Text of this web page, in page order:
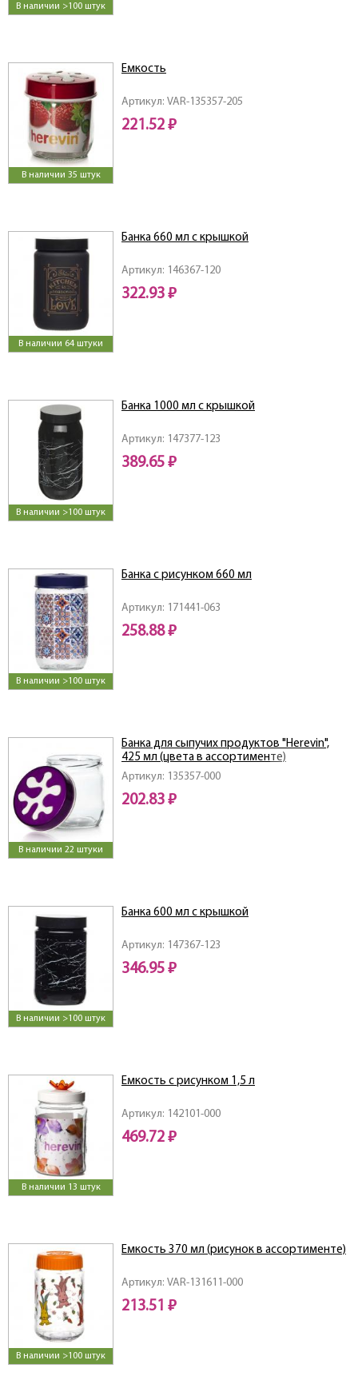
В наличии >100 штук
В наличии 35 штук
Артикул: VAR-135357-205
Емкость
221.52 ₽
В наличии 64 штуки
Артикул: 146367-120
Банка 660 мл с крышкой
322.93 ₽
В наличии >100 штук
Артикул: 147377-123
Банка 1000 мл с крышкой
389.65 ₽
В наличии >100 штук
Артикул: 171441-063
Банка с рисунком 660 мл
258.88 ₽
В наличии 22 штуки
Артикул: 135357-000
Банка для сыпучих продуктов "Herevin",
425 мл (цвета в ассортименте)
202.83 ₽
В наличии >100 штук
Артикул: 147367-123
Банка 600 мл с крышкой
346.95 ₽
В наличии 13 штук
Артикул: 142101-000
Емкость с рисунком 1,5 л
469.72 ₽
В наличии >100 штук
Артикул: VAR-131611-000
Емкость 370 мл (рисунок в ассортименте)
213.51 ₽